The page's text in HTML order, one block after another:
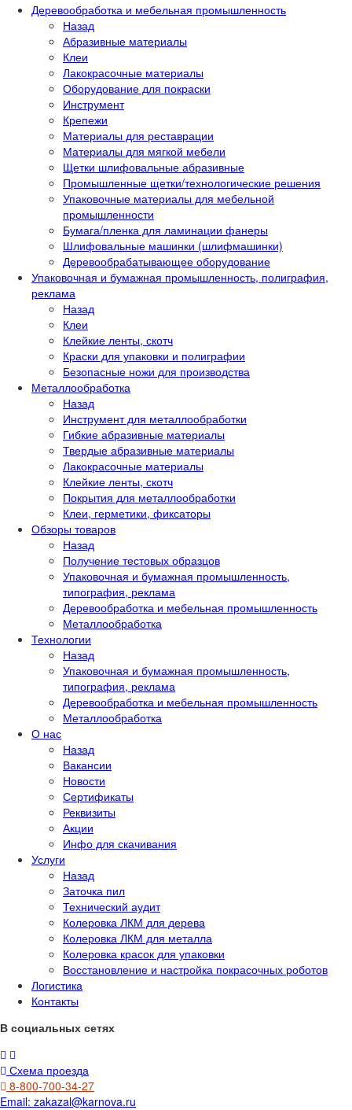
Деревообработка и мебельная промышленность
Назад
Абразивные материалы
Клеи
Лакокрасочные материалы
Оборудование для покраски
Инструмент
Крепежи
Материалы для реставрации
Материалы для мягкой мебели
Щетки шлифовальные абразивные
Промышленные щетки/технологические решения
Упаковочные материалы для мебельной
промышленности
Бумага/пленка для ламинации фанеры
Шлифовальные машинки (шлифмашинки)
Деревообрабатывающее оборудование
Упаковочная и бумажная промышленность, полиграфия,
реклама
Назад
Клеи
Клейкие ленты, скотч
Краски для упаковки и полиграфии
Безопасные ножи для производства
Металлообработка
Назад
Инструмент для металлообработки
Гибкие абразивные материалы
Твердые абразивные материалы
Лакокрасочные материалы
Клейкие ленты, скотч
Покрытия для металлообработки
Клеи, герметики, фиксаторы
Обзоры товаров
Назад
Получение тестовых образцов
Упаковочная и бумажная промышленность,
типография, реклама
Деревообработка и мебельная промышленность
Металлообработка
Технологии
Назад
Упаковочная и бумажная промышленность,
типография, реклама
Деревообработка и мебельная промышленность
Металлообработка
О нас
Назад
Вакансии
Новости
Сертификаты
Реквизиты
Акции
Инфо для скачивания
Услуги
Назад
Заточка пил
Технический аудит
Колеровка ЛКМ для дерева
Колеровка ЛКМ для металла
Колеровка красок для упаковки
Восстановление и настройка покрасочных роботов
Логистика
Контакты
В социальных сетях
Схема проезда
8-800-700-34-27
Email: zakazal@karnova.ru